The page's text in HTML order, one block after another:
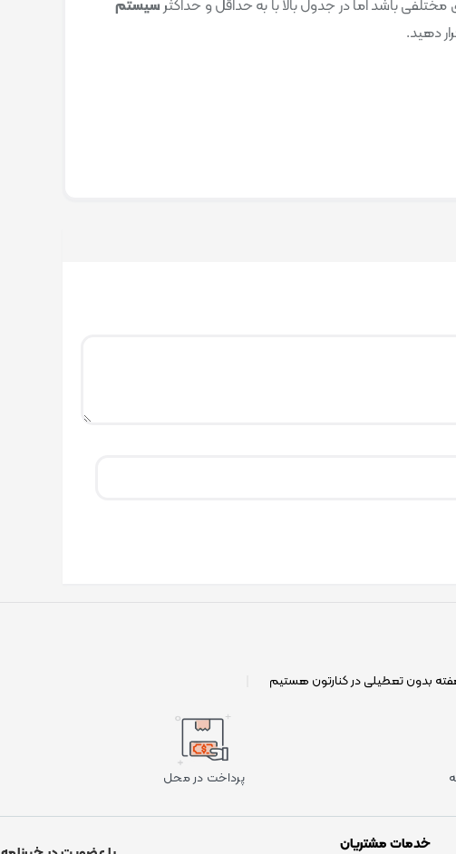
باشد اما در جدول بالا با به حداقل و حداکثرسیستم
بدون تعطیلی در کنارتون هستیم
پرداخت در محل
خدمات مشتریان